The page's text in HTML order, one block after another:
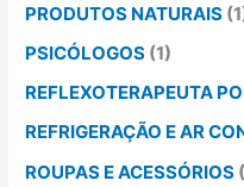
PRODUTOS NATURAIS
PSICÓLOGOS (1)
REFLEXOTERAPEUTA
REFRIGERAÇÃO E AR
ROUPAS E ACESSÓRIOS